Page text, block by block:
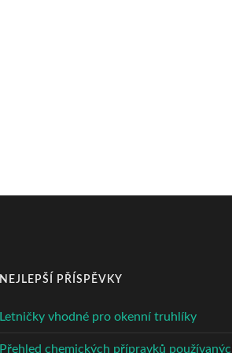
NEJLEPŠÍ PŘÍSPĚVKY
Letničky vhodné pro okenní truhlíky
Přehled chemických přípravků